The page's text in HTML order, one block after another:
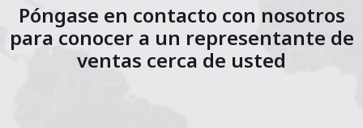
Póngase en contacto con nosotros
para conocer a un representante de
ventas cerca de usted